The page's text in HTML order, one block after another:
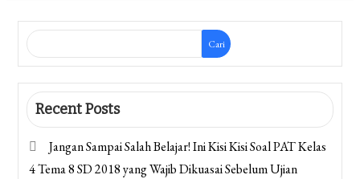
Cari
Recent Posts
Jangan Sampai Salah Belajar! Ini Kisi Kisi Soal PAT Kelas
4 Tema 8 SD 2018 yang Wajib Dikuasai Sebelum Ujian